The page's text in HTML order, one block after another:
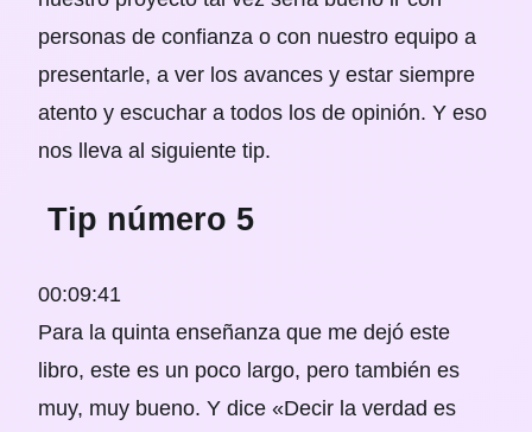
personas de confianza o con nuestro equipo a
presentarle, a ver los avances y estar siempre
atento y escuchar a todos los de opinión. Y eso
nos lleva al siguiente tip.
Tip número 5
00:09:41
Para la quinta enseñanza que me dejó este
libro, este es un poco largo, pero también es
muy, muy bueno. Y dice «Decir la verdad es